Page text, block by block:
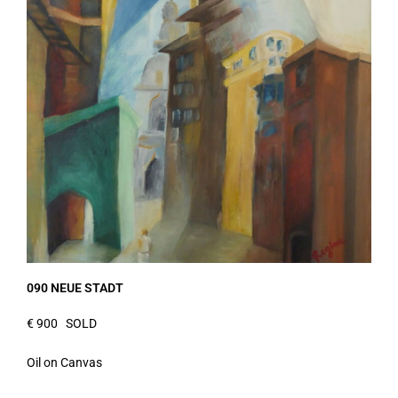
090 NEUE STADT
€ 900 SOLD
Oil on Canvas